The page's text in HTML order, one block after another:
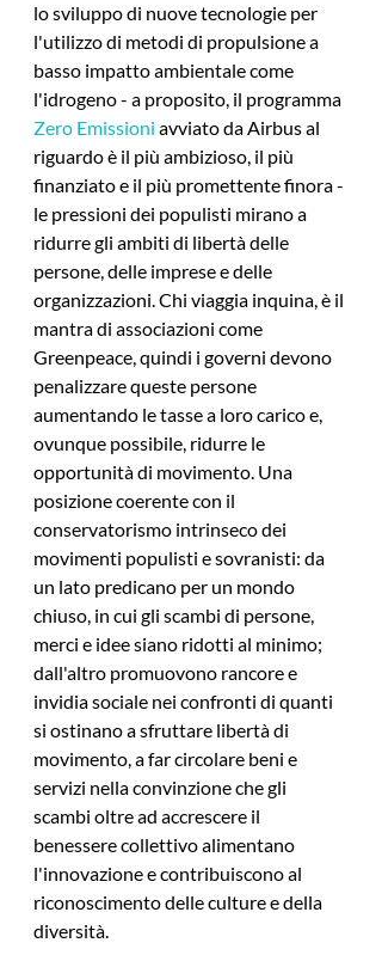
lo sviluppo di nuove tecnologie per
l'utilizzo di metodi di propulsione a
basso impatto ambientale come
l'idrogeno - a proposito, il programma
Zero Emissioni avviato da Airbus al
riguardo è il più ambizioso, il più
finanziato e il più promettente finora -
le pressioni dei populisti mirano a
ridurre gli ambiti di libertà delle
persone, delle imprese e delle
organizzazioni. Chi viaggia inquina, è il
mantra di associazioni come
Greenpeace, quindi i governi devono
penalizzare queste persone
aumentando le tasse a loro carico e,
ovunque possibile, ridurre le
opportunità di movimento. Una
posizione coerente con il
conservatorismo intrinseco dei
movimenti populisti e sovranisti: da
un lato predicano per un mondo
chiuso, in cui gli scambi di persone,
merci e idee siano ridotti al minimo;
dall'altro promuovono rancore e
invidia sociale nei confronti di quanti
si ostinano a sfruttare libertà di
movimento, a far circolare beni e
servizi nella convinzione che gli
scambi oltre ad accrescere il
benessere collettivo alimentano
l'innovazione e contribuiscono al
riconoscimento delle culture e della
diversità.